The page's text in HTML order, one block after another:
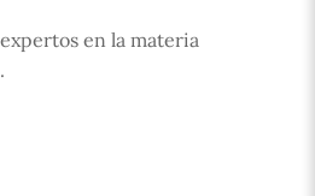
en la materia